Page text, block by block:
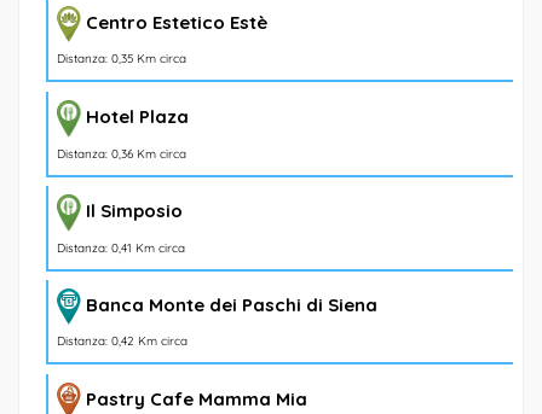
Centro Estetico Estè
Distanza: 0,35 Km circa
Hotel Plaza
Distanza: 0,36 Km circa
Il Simposio
Distanza: 0,41 Km circa
Banca Monte dei Paschi di Siena
Distanza: 0,42 Km circa
Pastry Cafe Mamma Mia